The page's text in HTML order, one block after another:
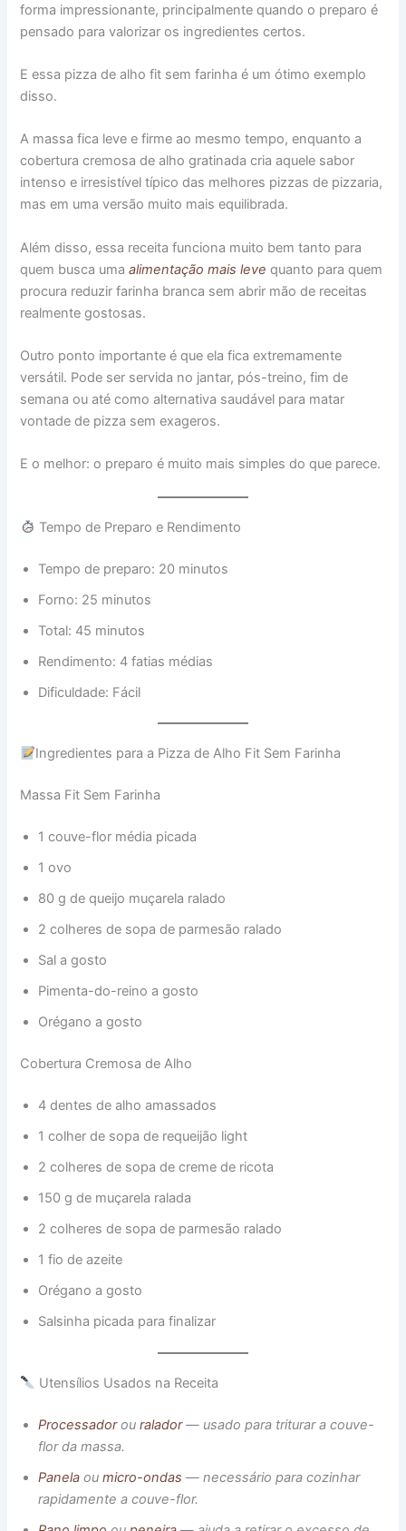
forma impressionante, principalmente quando o preparo é
pensado para valorizar os ingredientes certos.
E essa pizza de alho fit sem farinha é um ótimo exemplo
disso.
A massa fica leve e firme ao mesmo tempo, enquanto a
cobertura cremosa de alho gratinada cria aquele sabor
intenso e irresistível típico das melhores pizzas de pizzaria,
mas em uma versão muito mais equilibrada.
Além disso, essa receita funciona muito bem tanto para
quem busca umaalimentação mais leve quanto para quem
procura reduzir farinha branca sem abrir mão de receitas
realmente gostosas.
Outro ponto importante é que ela fica extremamente
versátil. Pode ser servida no jantar, pós-treino, fim de
semana ou até como alternativa saudável para matar
vontade de pizza sem exageros.
E o melhor: o preparo é muito mais simples do que parece.
Tempo de Preparo e Rendimento
Tempo de preparo: 20 minutos
Forno: 25 minutos
Total: 45 minutos
Rendimento: 4 fatias médias
Dificuldade: Fácil
Ingredientes para a Pizza de Alho Fit Sem Farinha
Massa Fit Sem Farinha
1 couve-flor média picada
1 ovo
80 g de queijo muçarela ralado
2 colheres de sopa de parmesão ralado
Sal a gosto
Pimenta-do-reino a gosto
Orégano a gosto
Cobertura Cremosa de Alho
4 dentes de alho amassados
1 colher de sopa de requeijão light
2 colheres de sopa de creme de ricota
150 g de muçarela ralada
2 colheres de sopa de parmesão ralado
1 fio de azeite
Orégano a gosto
Salsinha picada para finalizar
Utensílios Usados na Receita
Processadorouralador— usado para triturar a couve-
flor da massa.
Panelaoumicro-ondas — necessário para cozinhar
rapidamente a couve-flor.